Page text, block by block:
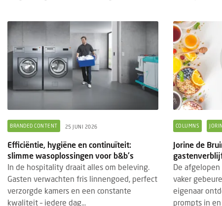
BRANDED CONTENT 25 JUNI 2026
Efficiëntie, hygiëne en continuïteit:
slimme wasoplossingen voor b&b's
In de hospitality draait alles om beleving.
Gasten verwachten fris linnengoed, perfect
verzorgde kamers en een constante
kwaliteit – iedere dag...
COLUMNS
Jorine de
De
vaker
eigenaar
prompts in en